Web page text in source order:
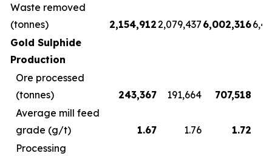
Waste removed
(tonnes)
2,154,9122,079,437 6,002,316
Gold Sulphide
Production
Ore processed
(tonnes)
243,367 191,664 707,518
Average mill feed
grade (g/t)
1.67 1.76
1.72
Processing